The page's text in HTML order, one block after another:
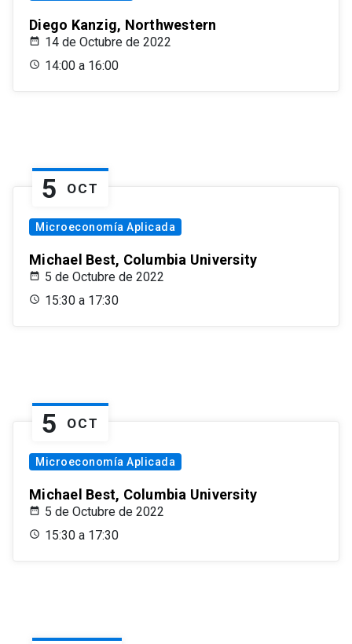
Diego Kanzig, Northwestern
14 de Octubre de 2022
14:00 a 16:00
5 OCT
Microeconomía Aplicada
Michael Best, Columbia University
5 de Octubre de 2022
15:30 a 17:30
5 OCT
Microeconomía Aplicada
Michael Best, Columbia University
5 de Octubre de 2022
15:30 a 17:30